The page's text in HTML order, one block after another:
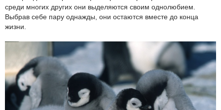
среди многих других они выделяются своим однолюбием.
Выбрав себе пару однажды, они остаются вместе до конца
жизни.